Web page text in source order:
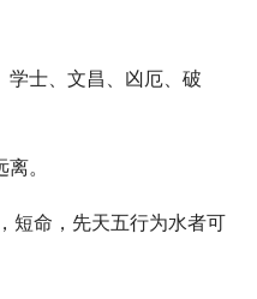
士、文昌、凶厄、破
。
命，先天五行为水者可